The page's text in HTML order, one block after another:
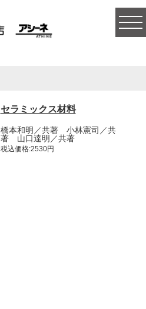
セラミックス材料
橋本和明／共著 小林憲司／共
著 山口達明／共著
税込価格:2530円